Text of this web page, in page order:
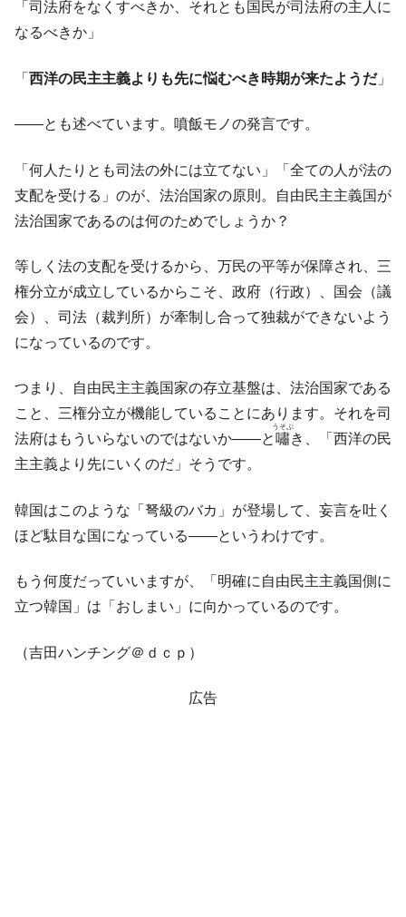
「司法府をなくすべきか、それとも国民が司法府の主人に
なるべきか」
「 西洋の民主主義よりも先に悩むべき時期が来たようだ」
――とも述べています。噴飯モノの発言です。
「何人たりとも司法の外には立てない」「全ての人が法の
支配を受ける」のが、法治国家の原則。自由民主主義国が
法治国家であるのは何のためでしょうか？
等しく法の支配を受けるから、万民の平等が保障され、三
権分立が成立しているからこそ、政府（行政）、国会（議
会）、司法（裁判所）が牽制し合って独裁ができないよう
になっているのです。
つまり、自由民主主義国家の存立基盤は、法治国家である
こと、三権分立が機能していることにあります。それを司
法府はもういらないのではないか――と 嘯
うそぶ
き、「西洋の民
主主義より先にいくのだ」そうです。
韓国はこのような「弩級のバカ」が登場して、妄言を吐く
ほど駄目な国になっている――というわけです。
もう何度だっていいますが、「明確に自由民主主義国側に
立つ韓国」は「おしまい」に向かっているのです。
（吉田ハンチング＠ｄｃｐ）
広告